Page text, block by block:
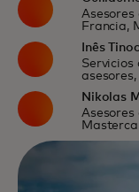
Asesores
Francia,
Inês
Servicios
Nikolas
Asesores